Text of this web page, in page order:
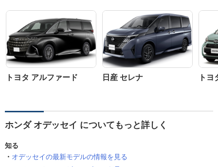
トヨタ アルファード 日産 セレナ ト
ホンダ オデッセイ についてもっと詳しく
知る
オデッセイの最新モデルの情報を見る